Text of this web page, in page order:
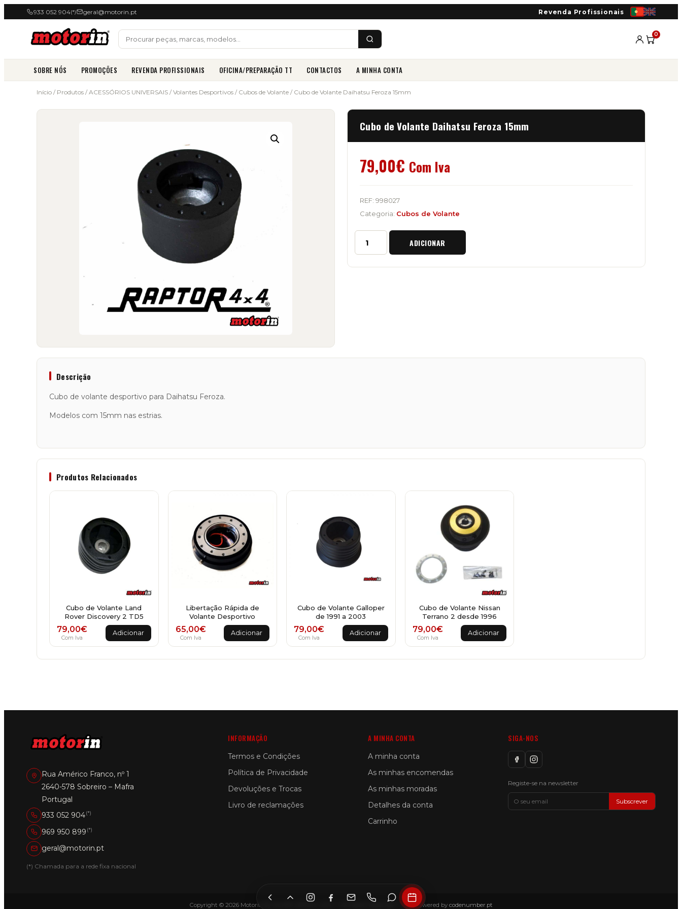
933 052 904(*) geral@motorin.pt Revenda Profissionais
0
SOBRE NÓS PROMOÇÕES REVENDA PROFISSIONAIS OFICINA/PREPARAÇÃO TT CONTACTOS A MINHA CONTA
Início / Produtos / ACESSÓRIOS UNIVERSAIS / Volantes Desportivos / Cubos de Volante / Cubo de Volante Daihatsu Feroza 15mm
Cubo de Volante Daihatsu Feroza 15mm
79,00€ Com Iva
REF: 998027
Categoria: Cubos de Volante
Quantidade
Cubo
ADICIONAR
Descrição
Cubo de volante desportivo para Daihatsu Feroza.
Modelos com 15mm nas estrias.
Produtos Relacionados
Cubo de Volante Land
Rover Discovery 2 TD5
79,00€
Com Iva
Adicionar
Libertação Rápida de
Volante Desportivo
65,00€
Com Iva
Adicionar
Cubo de Volante Galloper
de 1991 a 2003
79,00€
Com Iva
Adicionar
Cubo de Volante Nissan
Terrano 2 desde 1996
79,00€
Com Iva
Adicionar
Rua Américo Franco, nº 1
2640-578 Sobreiro – Mafra
Portugal
933 052 904(*)
969 950 899 (*)
geral@motorin.pt
(*) Chamada para a rede fixa nacional
INFORMAÇÃO
Termos e Condições
Política de Privacidade
Devoluções e Trocas
Livro de reclamações
A MINHA CONTA
A minha conta
As minhas encomendas
As minhas moradas
Detalhes da conta
Carrinho
SIGA-NOS
Registe-se na newsletter
Subscrever
Copyright © 2026 Motorin by SILVER LEMON, LDA — All Rights Reserved — Site Powered by codenumber.pt